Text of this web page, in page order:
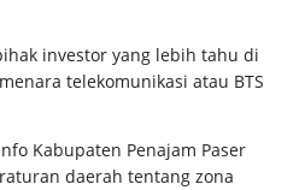
investor yang lebih tahu di
telekomunikasi atau BTS
Kabupaten Penajam Paser
daerah tentang zona